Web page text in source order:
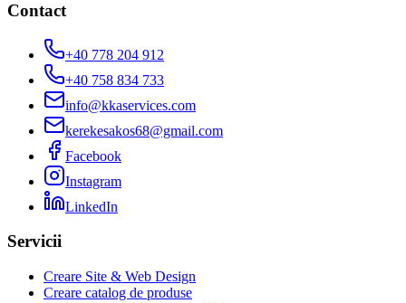
Contact
+40 778 204 912
+40 758 834 733
info@kkaservices.com
kerekesakos68@gmail.com
Facebook
Instagram
LinkedIn
Servicii
Creare Site & Web Design
Creare catalog de produse